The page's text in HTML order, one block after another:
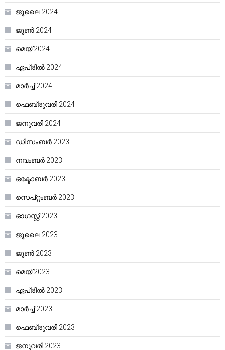
ജൂലൈ 2024
ജൂൺ 2024
മെയ്‌ 2024
ഏപ്രിൽ 2024
മാർച്ച്‌ 2024
ഫെബ്രുവരി 2024
ജനുവരി 2024
ഡിസംബർ 2023
നവംബർ 2023
ഒക്ടോബർ 2023
സെപ്റ്റംബർ 2023
ഓഗസ്റ്റ്‌ 2023
ജൂലൈ 2023
ജൂൺ 2023
മെയ്‌ 2023
ഏപ്രിൽ 2023
മാർച്ച്‌ 2023
ഫെബ്രുവരി 2023
ജനുവരി 2023